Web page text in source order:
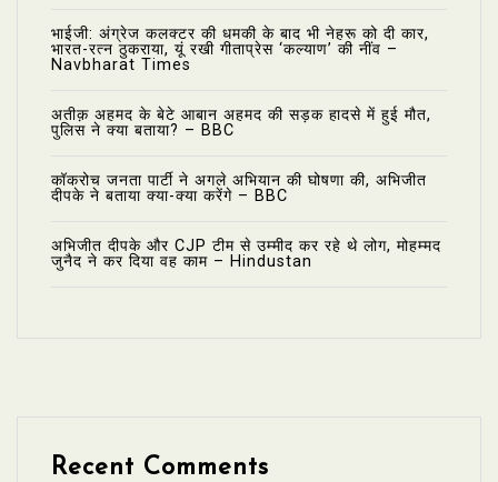
भाईजी: अंग्रेज कलक्टर की धमकी के बाद भी नेहरू को दी कार,
भारत-रत्न ठुकराया, यूं रखी गीताप्रेस ‘कल्याण’ की नींव –
Navbharat Times
अतीक़ अहमद के बेटे आबान अहमद की सड़क हादसे में हुई मौत,
पुलिस ने क्या बताया? – BBC
कॉकरोच जनता पार्टी ने अगले अभियान की घोषणा की, अभिजीत
दीपके ने बताया क्या-क्या करेंगे – BBC
अभिजीत दीपके और CJP टीम से उम्मीद कर रहे थे लोग, मोहम्मद
जुनैद ने कर दिया वह काम – Hindustan
Recent Comments